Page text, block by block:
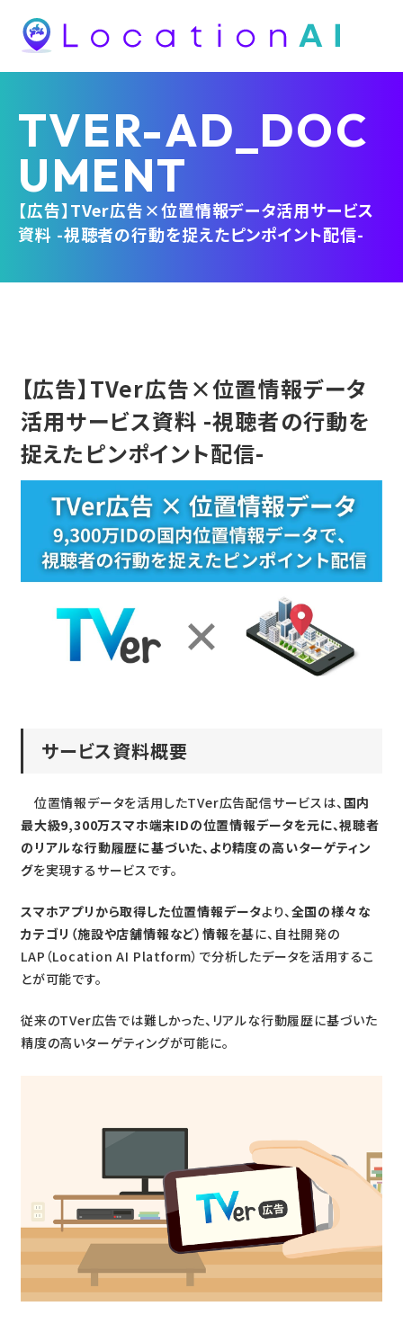
TVER-AD_DOC
UMENT
【広告】TVer広告×位置情報データ活用サービス
資料 -視聴者の行動を捉えたピンポイント配信-
【広告】TVer広告×位置情報データ
活用サービス資料 -視聴者の行動を
捉えたピンポイント配信-
サービス資料概要
位置情報データを活用したTVer広告配信サービスは、 国内
最大級9,300万スマホ端末IDの位置情報データを元に、視聴者
のリアルな行動履歴に基づいた、より精度の高いターゲティン
グを実現するサービスです。
スマホアプリから取得した位置情報データより、全国の様々な
カテゴリ（施設や店舗情報など）情報を基に、自社開発の
LAP（Location AI Platform）で分析したデータを活用するこ
とが可能です。
従来のTVer広告では難しかった、リアルな行動履歴に基づいた
精度の高いターゲティングが可能に。